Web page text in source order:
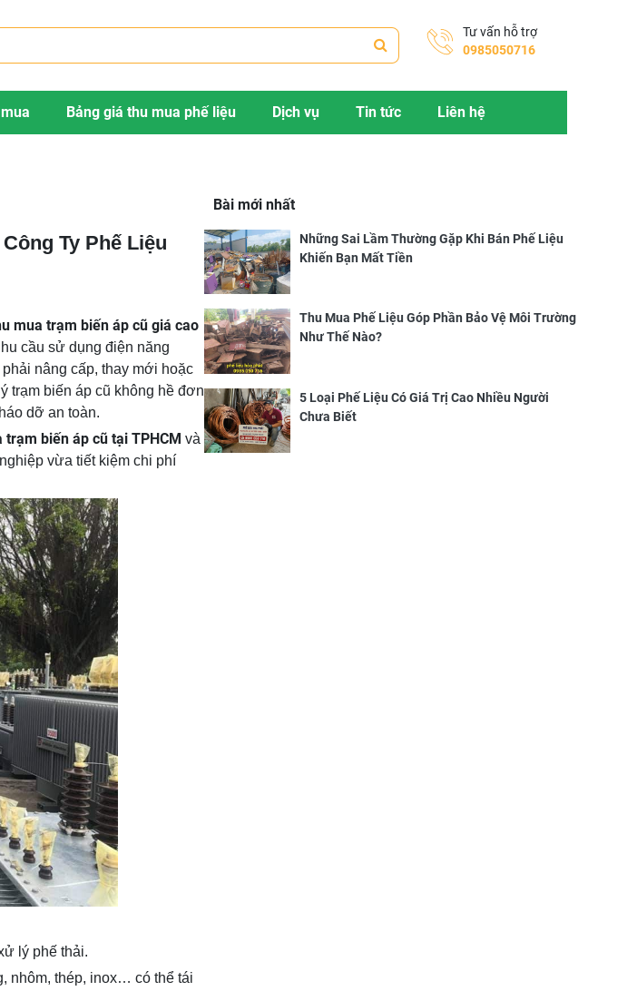
Tư vấn hỗ trợ
0985050716
Bảng giá thu mua phế liệu Dịch vụ Tin tức Liên hệ
Ty Phế Liệu
mua trạm biến áp cũ giá cao
cầu sử dụng điện năng
nâng cấp, thay mới hoặc
trạm biến áp cũ không hề đơn
dỡ an toàn.
trạm biến áp cũ tại TPHCM và
vừa tiết kiệm chi phí
lý phế thải.
nhôm, thép, inox… có thể tái
Bài mới nhất
Những Sai Lầm Thường Gặp Khi Bán Phế Liệu
Khiến Bạn Mất Tiền
Thu Mua Phế Liệu Góp Phần Bảo Vệ Môi Trường
Như Thế Nào?
5 Loại Phế Liệu Có Giá Trị Cao Nhiều Người
Chưa Biết